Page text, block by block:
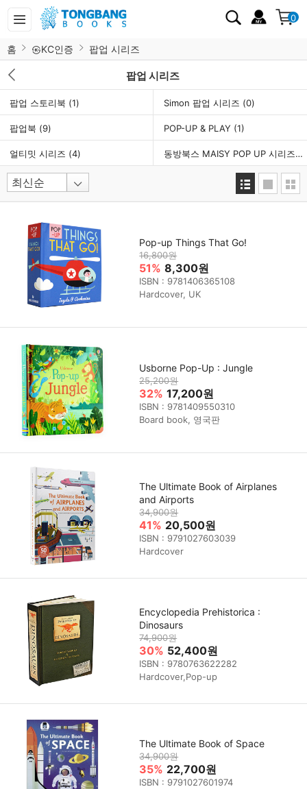
0
홈 ㉿KC인증 팝업 시리즈
팝업 시리즈
팝업 스토리북 (1) Simon 팝업 시리즈 (0)
팝업북 (9) POP-UP & PLAY (1)
얼티밋 시리즈 (4) 동방북스 MAISY POP UP 시리즈
Pop-up Things That Go!
16,800원
51% 8,300원
ISBN : 9781406365108
Hardcover, UK
Usborne Pop-Up : Jungle
25,200원
32% 17,200원
ISBN : 9781409550310
Board book, 영국판
The Ultimate Book of Airplanes
and Airports
34,900원
41% 20,500원
ISBN : 9791027603039
Hardcover
Encyclopedia Prehistorica :
Dinosaurs
74,900원
30% 52,400원
ISBN : 9780763622282
Hardcover,Pop-up
The Ultimate Book of Space
34,900원
35% 22,700원
ISBN : 9791027601974